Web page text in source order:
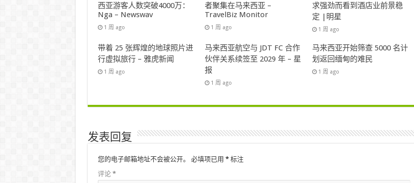
西亚游客人数突破4000万：
Nga – Newswav
1 周 ago
者聚集在马来西亚 –
TravelBiz Monitor
1 周 ago
求强劲而看到酒店业前景稳
定 |明星
1 周 ago
带着 25 张辉煌的地球照片进
行虚拟旅行 – 雅虎新闻
1 周 ago
马来西亚航空与 JDT FC 合作
伙伴关系续签至 2029 年 – 星
报
1 周 ago
马来西亚开始筛查 5000 名计
划返回缅甸的难民
1 周 ago
发表回复
您的电子邮箱地址不会被公开。 必填项已用 *标注
评论 *